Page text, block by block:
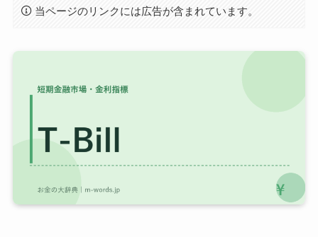
当ページのリンクには広告が含まれています。